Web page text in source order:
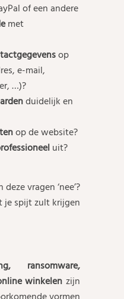
of een andere
met
op
e-mail,
…)?
duidelijk en
op de website?
uit?
vragen ‘nee’?
je spijt zult krijgen
ransomware,
winkelen zijn